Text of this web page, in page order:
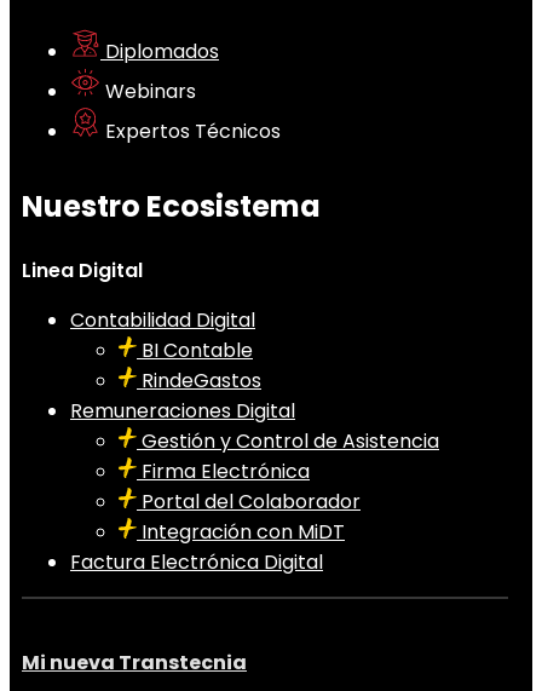
Diplomados
Webinars
Expertos Técnicos
Nuestro Ecosistema
Linea Digital
Contabilidad Digital
BI Contable
RindeGastos
Remuneraciones Digital
Gestión y Control de Asistencia
Firma Electrónica
Portal del Colaborador
Integración con MiDT
Factura Electrónica Digital
Mi nueva Transtecnia